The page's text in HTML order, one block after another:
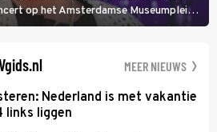
op het Amsterdamse Museumplein.
artiesten. In de jaren 90
MEER NIEUWS
Nederland is met vakantie
links liggen